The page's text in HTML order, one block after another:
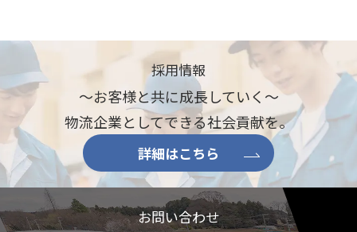
採用情報
～お客様と共に成長していく～
物流企業としてできる社会貢献を。
詳細はこちら
お問い合わせ